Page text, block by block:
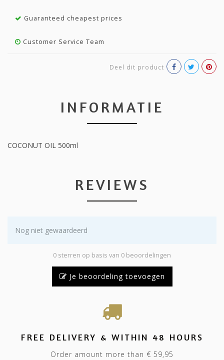
Guaranteed cheapest prices
Customer Service Team
Deel dit product
INFORMATIE
COCONUT OIL 500ml
REVIEWS
Nog niet gewaardeerd
0 sterren op basis van 0 beoordelingen
Je beoordeling toevoegen
FREE DELIVERY & WITHIN 48 HOURS
Order amount more than € 59,95